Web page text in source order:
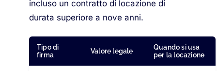
incluso un contratto di locazione di
durata superiore a nove anni.
Tipo di
firma
Valore legale
Quando si usa
per la locazione